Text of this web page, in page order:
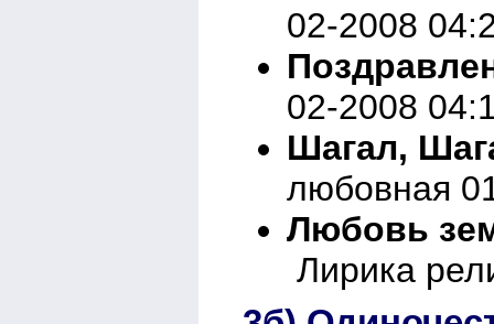
02-2008
02-2008
Шагал,
любовная
Любовь
Лирика